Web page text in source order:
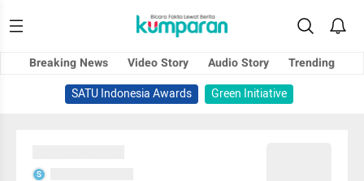
Breaking News Video Story Audio Story
Trending
SATU Indonesia Awards
Green Initiative
S